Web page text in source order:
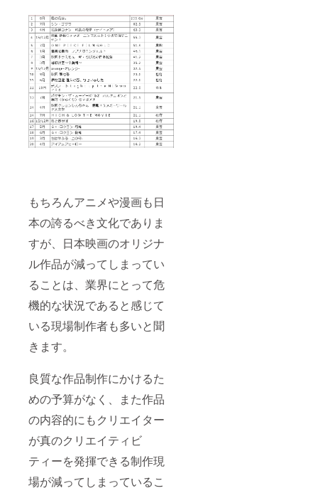
もちろんアニメや漫画も日
本の誇るべき文化でありま
すが、日本映画のオリジナ
ル作品が減ってしまってい
ることは、業界にとって危
機的な状況であると感じて
いる現場制作者も多いと聞
きます。
良質な作品制作にかけるた
めの予算がなく、また作品
の内容的にもクリエイター
が真のクリエイティビ
ティーを発揮できる制作現
場が減ってしまっているこ